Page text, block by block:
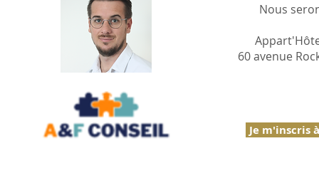
Nous
60 avenue
Je m'inscris